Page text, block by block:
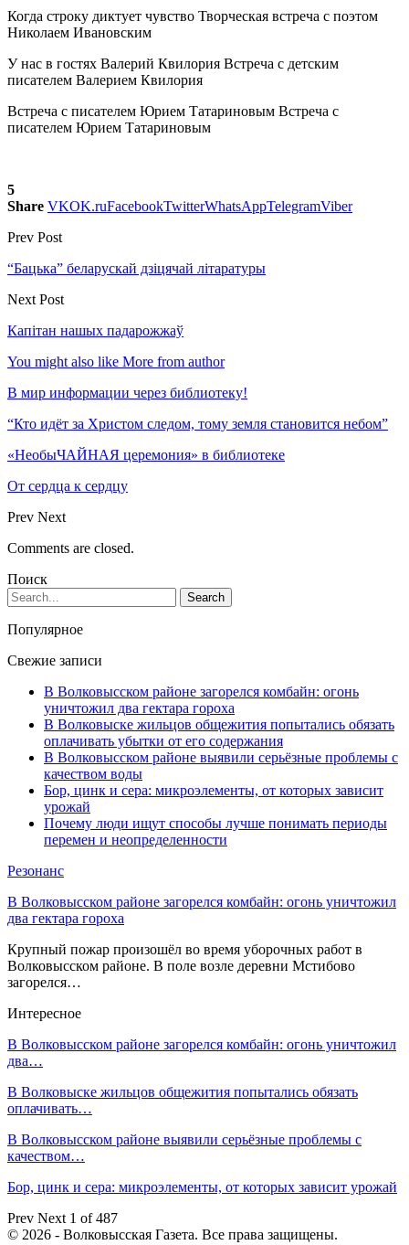
Когда строку диктует чувство Творческая встреча с поэтом
Николаем Ивановским
У нас в гостях Валерий Квилория Встреча с детским
писателем Валерием Квилория
Встреча с писателем Юрием Татариновым Встреча с
писателем Юрием Татариновым
5
Share VKOK.ruFacebookTwitterWhatsAppTelegramViber
Prev Post
“Бацька” беларускай дзіцячай літаратуры
Next Post
Капітан нашых падарожжаў
You might also like More from author
В мир информации через библиотеку!
“Кто идёт за Христом следом, тому земля становится небом”
«НеобыЧАЙНАЯ церемония» в библиотеке
От сердца к сердцу
Prev Next
Comments are closed.
Поиск
Популярное
Свежие записи
В Волковысском районе загорелся комбайн: огонь
уничтожил два гектара гороха
В Волковыске жильцов общежития попытались обязать
оплачивать убытки от его содержания
В Волковысском районе выявили серьёзные проблемы с
качеством воды
Бор, цинк и сера: микроэлементы, от которых зависит
урожай
Почему люди ищут способы лучше понимать периоды
перемен и неопределенности
Резонанс
В Волковысском районе загорелся комбайн: огонь уничтожил
два гектара гороха
Крупный пожар произошёл во время уборочных работ в
Волковысском районе. В поле возле деревни Мстибово
загорелся…
Интересное
В Волковысском районе загорелся комбайн: огонь уничтожил
два…
В Волковыске жильцов общежития попытались обязать
оплачивать…
В Волковысском районе выявили серьёзные проблемы с
качеством…
Бор, цинк и сера: микроэлементы, от которых зависит урожай
Prev Next 1 of 487
© 2026 - Волковысская Газета. Все права защищены.